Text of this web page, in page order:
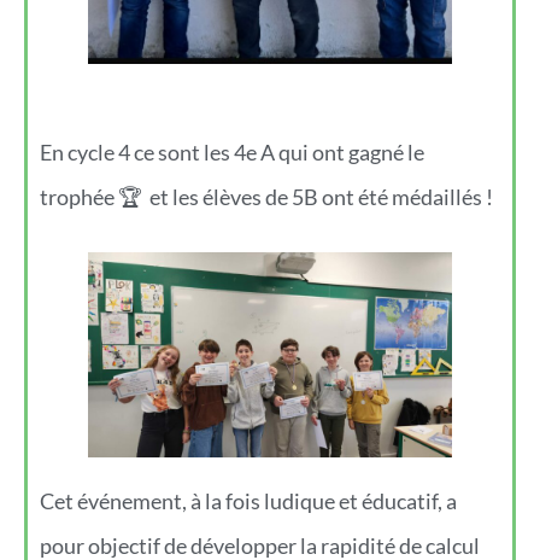
En cycle 4 ce sont les 4e A qui ont gagné le
trophée 🏆 et les élèves de 5B ont été médaillés !
Cet événement, à la fois ludique et éducatif, a
pour objectif de développer la rapidité de calcul